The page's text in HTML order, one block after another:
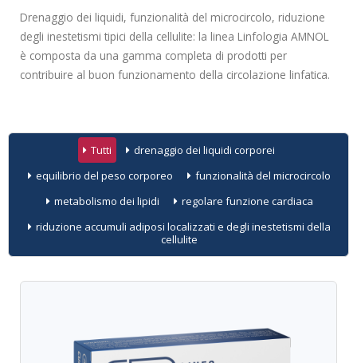
Drenaggio dei liquidi, funzionalità del microcircolo, riduzione
degli inestetismi tipici della cellulite: la linea Linfologia AMNOL
è composta da una gamma completa di prodotti per
contribuire al buon funzionamento della circolazione linfatica.
Tutti
drenaggio dei liquidi corporei
equilibrio del peso corporeo
funzionalità del microcircolo
metabolismo dei lipidi
regolare funzione cardiaca
riduzione accumuli adiposi localizzati e degli inestetismi della
cellulite